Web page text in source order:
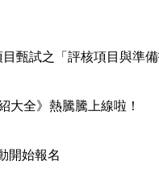
甄試之「評核項目與準備
大全》熱騰騰上線啦！
開始報名